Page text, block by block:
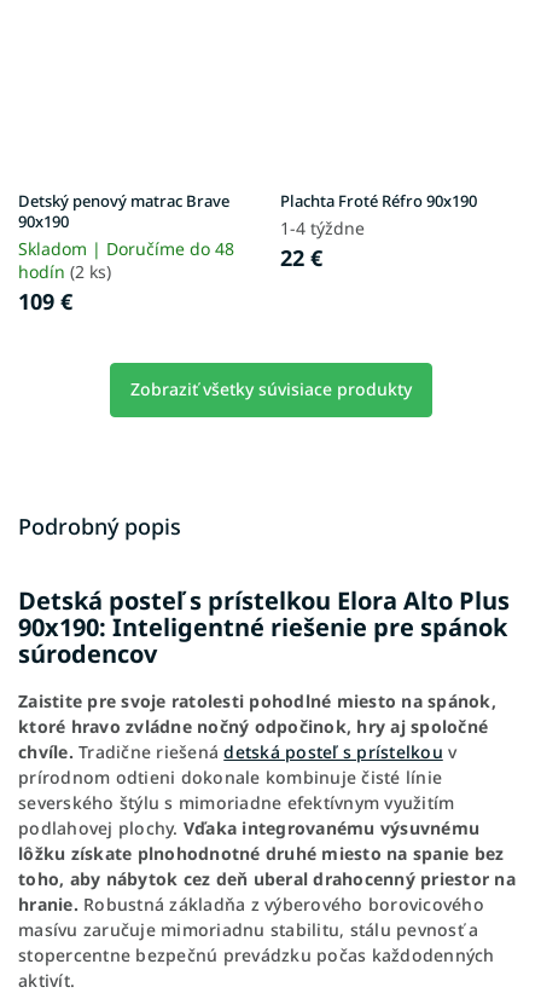
Detský penový matrac Brave
90x190
Skladom | Doručíme do 48
hodín (2 ks)
109 €
Plachta Froté Réfro 90x190
1-4 týždne
22 €
Zobraziť všetky súvisiace produkty
Podrobný popis
Detská posteľ s prístelkou Elora Alto Plus
90x190: Inteligentné riešenie pre spánok
súrodencov
Zaistite pre svoje ratolesti pohodlné miesto na spánok,
ktoré hravo zvládne nočný odpočinok, hry aj spoločné
chvíle. Tradične riešenádetská posteľ s prístelkou v
prírodnom odtieni dokonale kombinuje čisté línie
severského štýlu s mimoriadne efektívnym využitím
podlahovej plochy. Vďaka integrovanému výsuvnému
lôžku získate plnohodnotné druhé miesto na spanie bez
toho, aby nábytok cez deň uberal drahocenný priestor na
hranie. Robustná základňa z výberového borovicového
masívu zaručuje mimoriadnu stabilitu, stálu pevnosť a
stopercentne bezpečnú prevádzku počas každodenných
aktivít.